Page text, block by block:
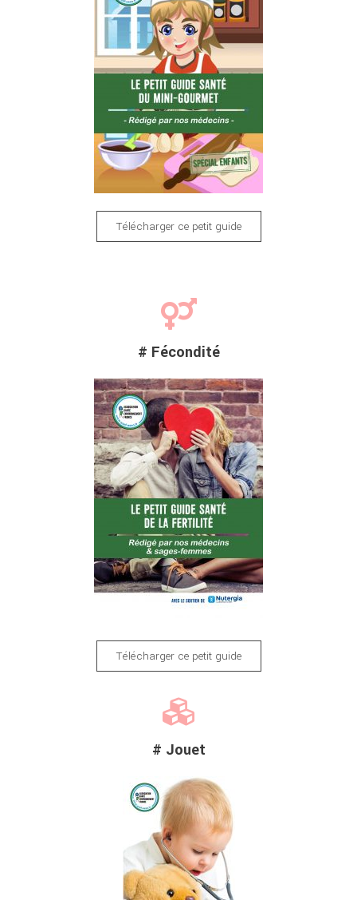
Télécharger ce petit guide
# Fécondité
Télécharger ce petit guide
# Jouet